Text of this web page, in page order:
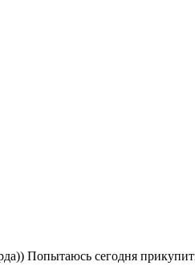
Попытаюсь сегодня